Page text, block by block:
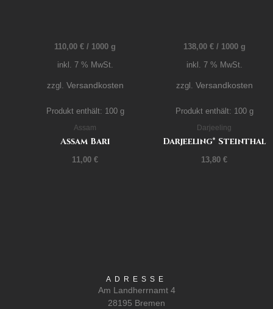
110,00€ / 1000 g
inkl. 7 % MwSt.
zzgl. Versandkosten
Produkt enthält: 100 g
Assam
Assam Bari
11,00€
138,00 €/ 1000 g
inkl. 7 % MwSt.
zzgl. Versandkosten
Produkt enthält: 100 g
Darjeeling
Darjeeling* Steinthal
13,80€
ADRESSE
Am Landherrnamt 4
28195 Bremen